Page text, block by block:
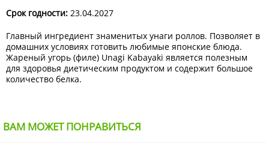
Срок годности: 23.04.2027
Главный ингредиент знаменитых унаги роллов. Позволяет в
домашних условиях готовить любимые японские блюда.
Жареный угорь (филе) Unagi Kabayaki является полезным
для здоровья диетическим продуктом и содержит большое
количество белка.
ВАМ МОЖЕТ ПОНРАВИТЬСЯ